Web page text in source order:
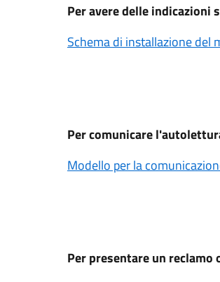
Per avere delle indicazioni
Schema di installazione del
Per comunicare
Modello per la
Per presentare un reclamo